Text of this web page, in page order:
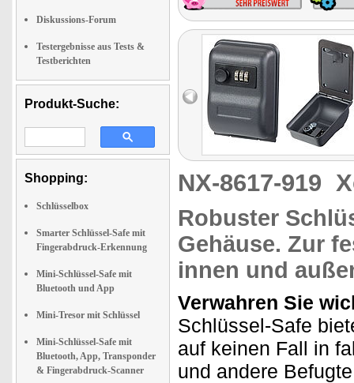
Diskussions-Forum
Testergebnisse aus Tests &
Testberichten
Produkt-Suche:
Shopping:
Schlüsselbox
Smarter Schlüssel-Safe mit
Fingerabdruck-Erkennung
Mini-Schlüssel-Safe mit
Bluetooth und App
Mini-Tresor mit Schlüssel
Mini-Schlüssel-Safe mit
Bluetooth, App, Transponder
& Fingerabdruck-Scanner
NX-8617-919
Robuster
Gehäuse. Zur
innen und
Verwahren Sie
Schlüssel-Safe
auf keinen Fall in
und andere